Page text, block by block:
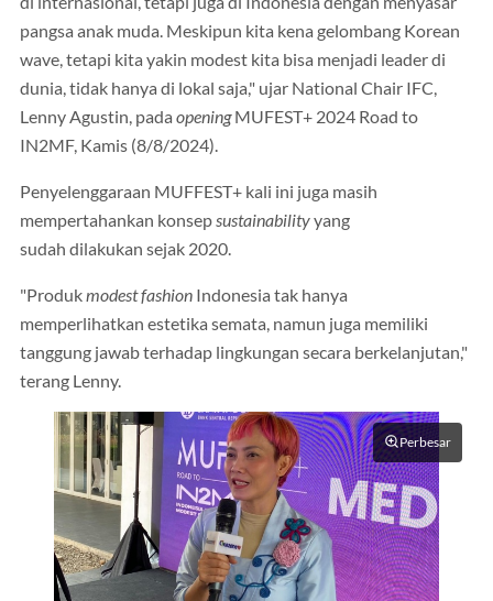
pangsa anak muda. Meskipun kita kena gelombang Korean
wave, tetapi kita yakin modest kita bisa menjadi leader di
dunia, tidak hanya di lokal saja," ujar National Chair IFC,
Lenny Agustin, pada openingMUFEST+ 2024 Road to
IN2MF, Kamis (8/8/2024).
Penyelenggaraan MUFFEST+ kali ini juga masih
mempertahankan konsepsustainabilityyang
sudah dilakukan sejak 2020.
"Produk modest fashion Indonesia tak hanya
memperlihatkan estetika semata, namun juga memiliki
tanggung jawab terhadap lingkungan secara berkelanjutan,"
terang Lenny.
Perbesar